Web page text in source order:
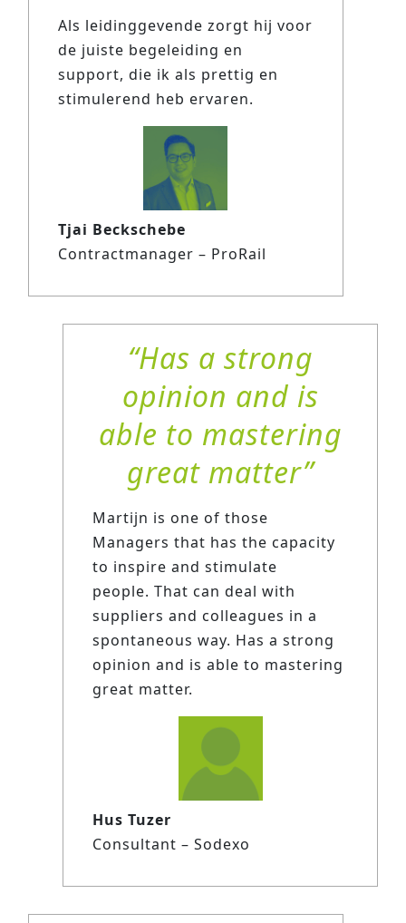
Als leidinggevende zorgt hij voor
de juiste begeleiding en
support, die ik als prettig en
stimulerend heb ervaren.
Tjai Beckschebe
Contractmanager – ProRail
Has a strong
opinion and is
able to mastering
great matter
Martijn is one of those
Managers that has the capacity
to inspire and stimulate
people. That can deal with
suppliers and colleagues in a
spontaneous way. Has a strong
opinion and is able to mastering
great matter.
Hus Tuzer
Consultant – Sodexo